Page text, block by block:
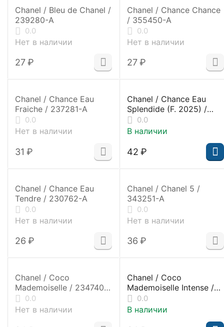
Chanel / Bleu de Chanel /
239280-A
0.0
Нет в наличии
‍27‍ ₽
Chanel / Chance Chance
/ 355450-A
0.0
Нет в наличии
‍27‍ ₽
Chanel / Chance Eau
Fraiche / 237281-A
0.0
Нет в наличии
‍31‍ ₽
Chanel / Chance Eau
Splendide (F. 2025) /
230087-1
0.0
В наличии
‍42‍ ₽
Chanel / Chance Eau
Tendre / 230762-A
0.0
Нет в наличии
‍26‍ ₽
Chanel / Chanel 5 /
343251-A
0.0
Нет в наличии
‍36‍ ₽
Chanel / Coco
Mademoiselle / 234740-
A 0.0
Нет в наличии
Chanel / Coco
Mademoiselle Intense /
339660
0.0
В наличии